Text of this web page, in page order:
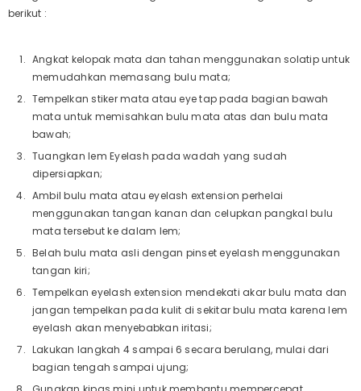
berikut :
Angkat kelopak mata dan tahan menggunakan solatip untuk
memudahkan memasang bulu mata;
Tempelkan stiker mata atau eye tap pada bagian bawah
mata untuk memisahkan bulu mata atas dan bulu mata
bawah;
Tuangkan lem Eyelash pada wadah yang sudah
dipersiapkan;
Ambil bulu mata atau eyelash extension perhelai
menggunakan tangan kanan dan celupkan pangkal bulu
mata tersebut ke dalam lem;
Belah bulu mata asli dengan pinset eyelash menggunakan
tangan kiri;
Tempelkan eyelash extension mendekati akar bulu mata dan
jangan tempelkan pada kulit di sekitar bulu mata karena lem
eyelash akan menyebabkan iritasi;
Lakukan langkah 4 sampai 6 secara berulang, mulai dari
bagian tengah sampai ujung;